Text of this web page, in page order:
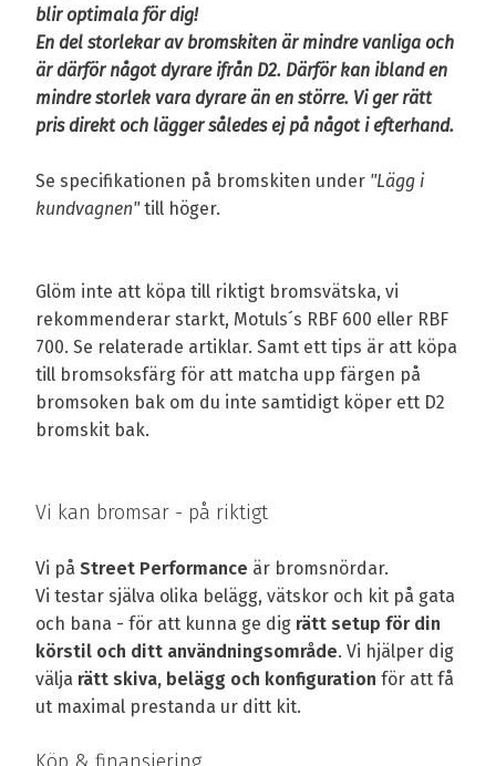
blir optimala för dig!
En del storlekar av bromskiten är mindre vanliga och
är därför någotdyrare ifrån D2. Därför kan ibland en
mindre storlek vara dyrare än en större. Vi ger rätt
pris direkt och lägger således ej på något i efterhand.
Se specifikationen på bromskiten under "Lägg i
kundvagnen"till höger.
Glöm inte att köpa till riktigt bromsvätska, vi
rekommenderar starkt, Motuls´s RBF 600 eller RBF
700. Se relaterade artiklar. Samt ett tips är att köpa
till bromsoksfärg för att matcha upp färgen på
bromsoken bak om du inte samtidigt köper ett D2
bromskit bak.
Vi kan bromsar - på riktigt
Vi på Street Performance är bromsnördar.
Vi testar själva olika belägg, vätskor och kit på gata
och bana - för att kunna ge dig rätt setup för din
körstil och ditt användningsområde. Vi hjälper dig
välja rätt skiva, belägg och konfiguration för att få
ut maximal prestanda ur ditt kit.